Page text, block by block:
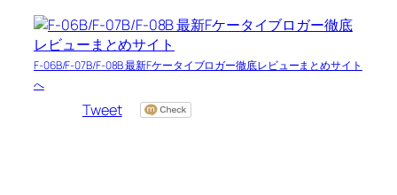
F-06B/F-07B/F-08B 最新Fケータイブロガー徹底レビューまとめサイト
へ
Tweet